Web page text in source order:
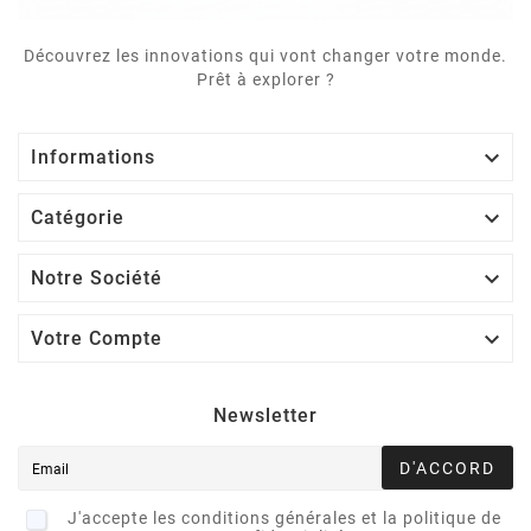
Découvrez les innovations qui vont changer votre monde.
Prêt à explorer ?
Informations 
Catégorie 
Notre Société 
Votre Compte 
Newsletter
D'ACCORD
J'accepte les conditions générales et la politique de